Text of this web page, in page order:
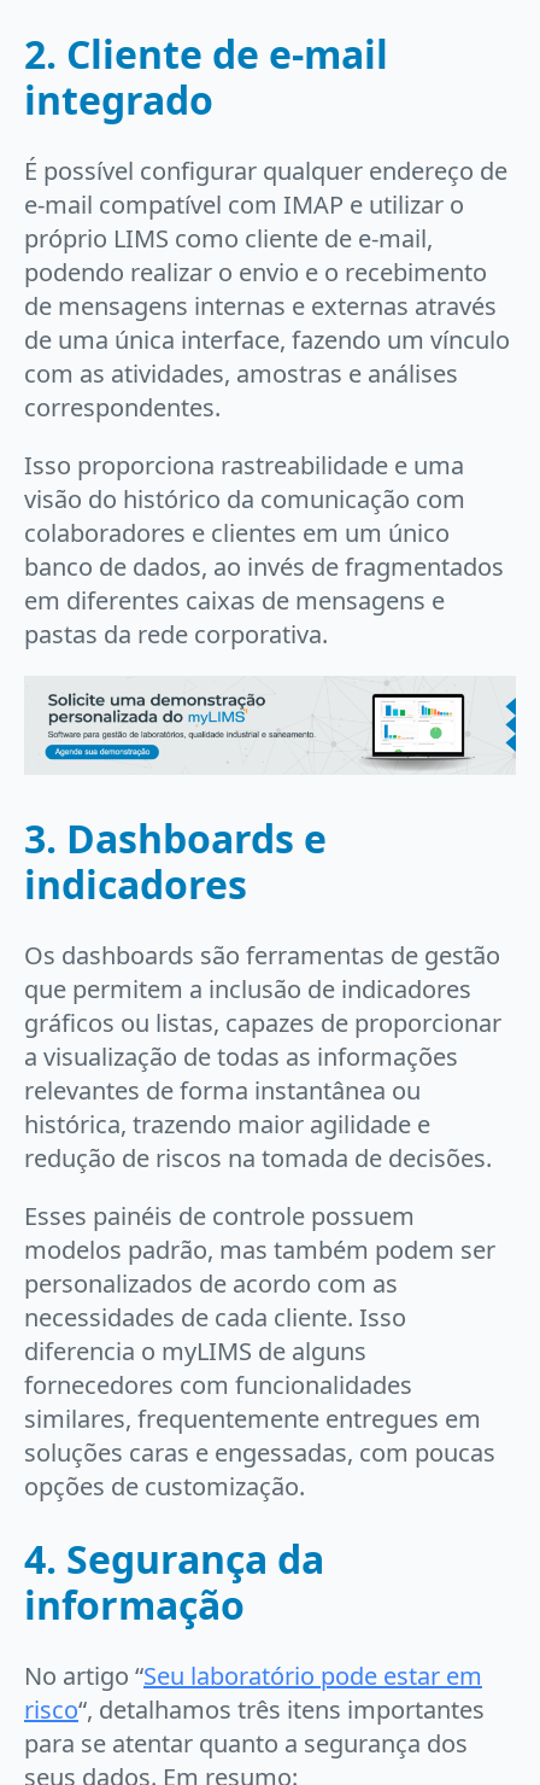
2. Cliente de e-mail
integrado
É possível configurar qualquer endereço de
e-mail compatível com IMAP e utilizar o
próprio LIMS como cliente de e-mail,
podendo realizar o envio e o recebimento
de mensagens internas e externas através
de uma única interface, fazendo um vínculo
com as atividades, amostras e análises
correspondentes.
Isso proporciona rastreabilidade e uma
visão do histórico da comunicação com
colaboradores e clientes em um único
banco de dados, ao invés de fragmentados
em diferentes caixas de mensagens e
pastas da rede corporativa.
3. Dashboards e
indicadores
Os dashboards são ferramentas de gestão
que permitem a inclusão de indicadores
gráficos ou listas, capazes de proporcionar
a visualização de todas as informações
relevantes de forma instantânea ou
histórica, trazendo maior agilidade e
redução de riscos na tomada de decisões.
Esses painéis de controle possuem
modelos padrão, mas também podem ser
personalizados de acordo com as
necessidades de cada cliente. Isso
diferencia o myLIMS de alguns
fornecedores com funcionalidades
similares, frequentemente entregues em
soluções caras e engessadas, com poucas
opções de customização.
4. Segurança da
informação
No artigo “Seu laboratório pode estar em
risco“, detalhamos três itens importantes
para se atentar quanto a segurança dos
seus dados. Em resumo: